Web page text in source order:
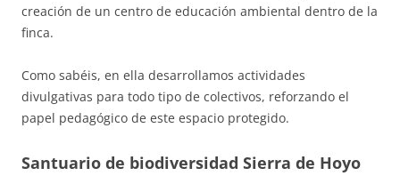
creación de un centro de educación ambiental dentro de la
finca.
Como sabéis, en ella desarrollamos actividades
divulgativas para todo tipo de colectivos, reforzando el
papel pedagógico de este espacio protegido.
Santuario de biodiversidad Sierra de Hoyo